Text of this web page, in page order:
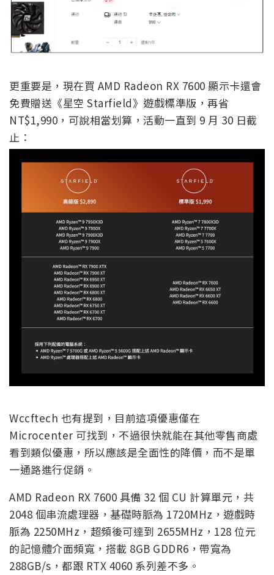
更重要是，現在買 AMD Radeon RX 7600 顯示卡還會
免費贈送《星空 Starfield》遊戲標準版，再省
NT$1,990，可說相當划算，活動一直到 9 月 30 日截
止：
Wccftech 也有提到，目前這項優惠僅在
Microcenter 可找到，不過很快就能在其他零售商處
看到類似優惠，所以應該是全面性的降價，而不是單
一通路進行促銷。
AMD Radeon RX 7600 具備 32 個 CU 計算單元，共
2048 個串流處理器，基礎時脈為 1720MHz，遊戲時
脈為 2250MHz，超頻後可達到 2655MHz，128 位元
的記憶體介面頻寬，搭載 8GB GDDR6，帶寬為
288GB/s，都跟 RTX 4060 系列差不多。